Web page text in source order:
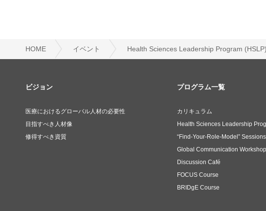
HOME イベント Health Sciences Leadership Program
ビジョン
医療におけるグローバル人材の必要性
目指すべき人材像
修得すべき資質
プログラム一覧
カリキュラム
Health Sciences Leadership
“Find-Your-Role-Model” Sessions
Global Communication Workshop
Discussion Café
FOCUS Course
BRIDgE Course